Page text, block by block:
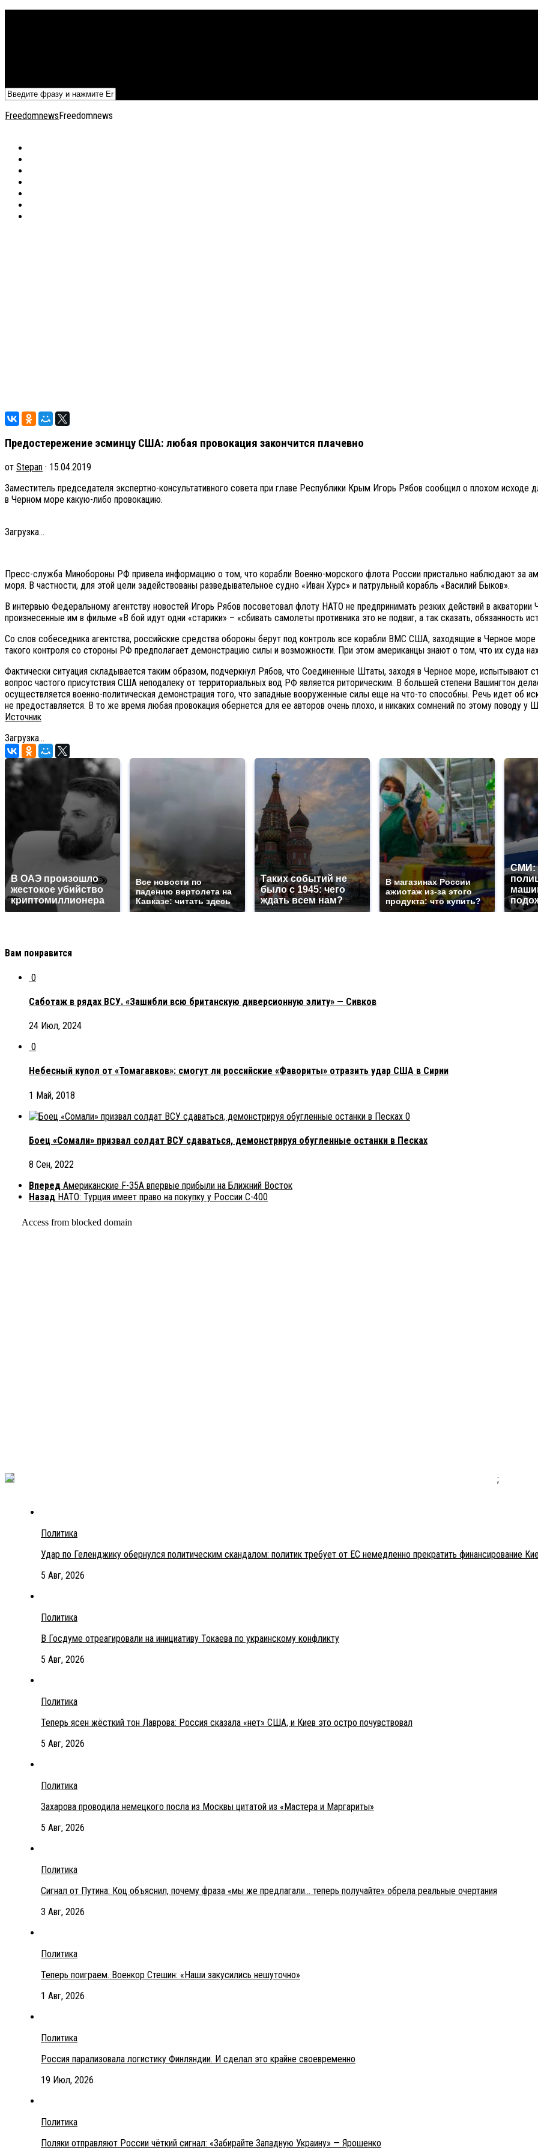
FreedomnewsFreedomnews
Предостережение эсминцу США: любая провокация закончится плачевно
от Stepan · 15.04.2019
Заместитель председателя экспертно-консультативного совета при главе Республики Крым Игорь Рябов сообщил о плохом
в Черном море какую-либо провокацию.
Загрузка...
Пресс-служба Минобороны РФ привела информацию о том, что корабли Военно-морского флота России пристально наблюдают за
моря. В частности, для этой цели задействованы разведывательное судно «Иван Хурс» и патрульный корабль «Василий Быков».
В интервью Федеральному агентству новостей Игорь Рябов посоветовал флоту НАТО не предпринимать резких действий в
произнесенные им в фильме «В бой идут одни «старики» – «сбивать самолеты противника это не подвиг, а так сказать, обязанность
Со слов собеседника агентства, российские средства обороны берут под контроль все корабли ВМС США, заходящие в Черное
такого контроля со стороны РФ предполагает демонстрацию силы и возможности. При этом американцы знают о том, что их суда
Фактически ситуация складывается таким образом, подчеркнул Рябов, что Соединенные Штаты, заходя в Черное море, испытывают
вопрос частого присутствия США неподалеку от территориальных вод РФ является риторическим. В большей степени Вашингтон
осуществляется военно-политическая демонстрация того, что западные вооруженные силы еще на что-то способны. Речь идет об
не предоставляется. В то же время любая провокация обернется для ее авторов очень плохо, и никаких сомнений по этому поводу у
Источник
Загрузка...
В ОАЭ произошло
жестокое убийство
криптомиллионера
Все новости по
падению вертолета на
Кавказе: читать здесь
Таких событий не
было с 1945: чего
ждать всем нам?
В магазинах России
ажиотаж из-за этого
продукта: что купить?
СМИ:
Вам понравится
0
Саботаж в рядах ВСУ. «Зашибли всю британскую диверсионную элиту» — Сивков
24 Июл, 2024
0
Небесный купол от «Томагавков»: смогут ли российские «Фавориты» отразить удар США в Сирии
1 Май, 2018
0
Боец «Сомали» призвал солдат ВСУ сдаваться, демонстрируя обугленные останки в Песках
8 Сен, 2022
Вперед Американские F-35A впервые прибыли на Ближний Восток
Назад НАТО: Турция имеет право на покупку у России С-400
;
Политика
Удар по Геленджику обернулся политическим скандалом: политик требует от ЕС немедленно прекратить финансирование
5 Авг, 2026
Политика
В Госдуме отреагировали на инициативу Токаева по украинскому конфликту
5 Авг, 2026
Политика
Теперь ясен жёсткий тон Лаврова: Россия сказала «нет» США, и Киев это остро почувствовал
5 Авг, 2026
Политика
Захарова проводила немецкого посла из Москвы цитатой из «Мастера и Маргариты»
5 Авг, 2026
Политика
Сигнал от Путина: Коц объяснил, почему фраза «мы же предлагали… теперь получайте» обрела реальные очертания
3 Авг, 2026
Политика
Теперь поиграем. Военкор Стешин: «Наши закусились нешуточно»
1 Авг, 2026
Политика
Россия парализовала логистику Финляндии. И сделал это крайне своевременно
19 Июл, 2026
Политика
Поляки отправляют России чёткий сигнал: «Забирайте Западную Украину» — Ярошенко